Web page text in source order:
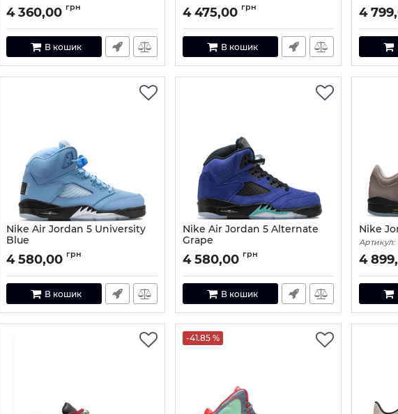
Артикул: FB2239-401-41
4 360,00 грн
В кошик
Артикул: FB2239-100-41
4 475,00 грн
В кошик
Артикул:
4
Nike Air Jordan 5 University
Blue
Артикул: 47096-41
4 580,00 грн
В кошик
Nike Air Jordan 5 Alternate
Grape
Артикул: 96472-41
4 580,00 грн
В кошик
Nike
Артикул:
4
-41.85 %